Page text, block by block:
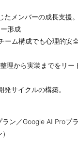
メンバーの成長支援。
形成
ーム構成でも心理的安
理から実装までをリー
サイクルの構築。
ン／Google AI Proプラ